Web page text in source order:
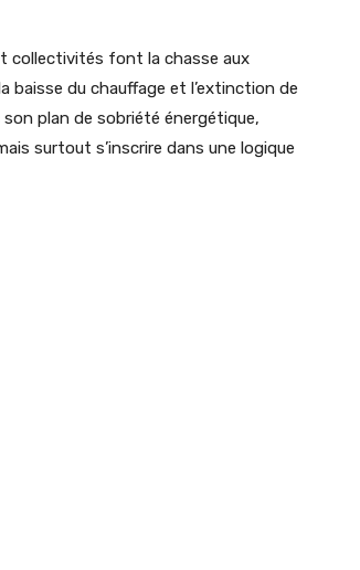
collectivités font la chasse aux
baisse du chauffage et l’extinction de
plan de sobriété énergétique,
surtout s’inscrire dans une logique